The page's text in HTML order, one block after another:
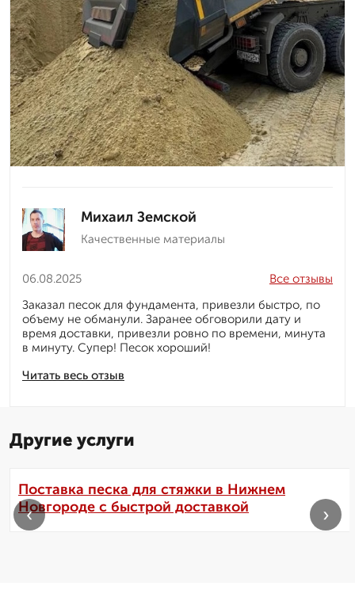
Михаил Земской
Качественные материалы
06.08.2025
Читать весь отзыв
Все отзывы
Заказал песок для фундамента, привезли быстро, по
объему не обманули. Заранее обговорили дату и
время доставки, привезли ровно по времени, минута
в минуту. Супер! Песок хороший!
Другие услуги
Поставка песка для стяжки в Нижнем
Новгороде с быстрой доставкой
‹ ›